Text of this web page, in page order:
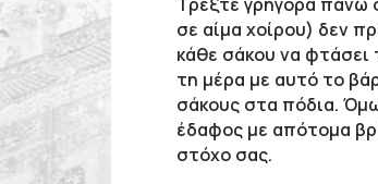
σε αίμα χοίρου) δεν
κάθε σάκου να φτάσει
τη μέρα με αυτό το
σάκους στα πόδια.
έδαφος με απότομα
στόχο σας.